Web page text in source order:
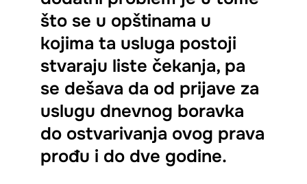
što se u opštinama u
kojima ta usluga postoji
stvaraju liste čekanja, pa
se dešava da od prijave za
uslugu dnevnog boravka
do ostvarivanja ovog prava
prođu i do dve godine.